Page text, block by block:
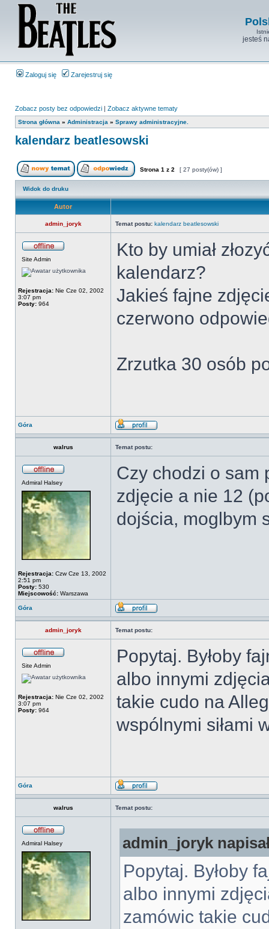
jesteś
Zaloguj się Zarejestruj się
Zobacz posty bez odpowiedzi | Zobacz aktywne tematy
Strona główna » Administracja » Sprawy administracyjne.
kalendarz beatlesowski
Strona 1 z 2 [ 27 posty(ów) ]
Widok do druku
Autor
admin_joryk Temat postu: kalendarz beatlesowski
Site Admin
Rejestracja: Nie Cze 02, 2002
3:07 pm
Posty: 964
Kto by umiał
kalendarz?
Jakieś fajne
czerwono
Zrzutka 30 osób
Góra
walrus Temat postu:
Admiral Halsey
Rejestracja: Czw Cze 13, 2002
2:51 pm
Posty: 530
Miejscowość: Warszawa
Czy chodzi o sam
zdjęcie a nie 12
dojścia, moglbym
Góra
admin_joryk Temat postu:
Site Admin
Rejestracja: Nie Cze 02, 2002
3:07 pm
Posty: 964
Popytaj. Byłoby
albo innymi
takie cudo na
wspólnymi siłami
Góra
walrus Temat postu:
Admiral Halsey admin_joryk
Popytaj. Byłoby
albo innymi
zamówic takie